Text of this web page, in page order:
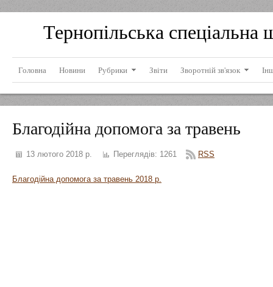
Тернопільська спеціальна
Головна Новини Рубрики Звіти Зворотній зв'язок
Благодійна допомога за травень
13 лютого 2018 р. Переглядів: 1261 RSS
Благодійна допомога за травень 2018 р.